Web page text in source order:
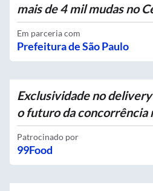
mais de 4 mil mudas no
Em parceria com
Prefeitura de São Paulo
Exclusividade no
o futuro da concorrência
Patrocinado por
99Food